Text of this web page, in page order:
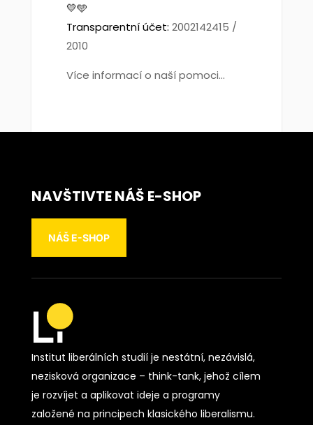
💛🩵
Transparentní účet: 2002142415 /
2010
Více informací o naší pomoci...
NAVŠTIVTE NÁŠ E-SHOP
NÁŠ E-SHOP
Institut liberálních studií je nestátní, nezávislá,
nezisková organizace – think-tank, jehož cílem
je rozvíjet a aplikovat ideje a programy
založené na principech klasického liberalismu.